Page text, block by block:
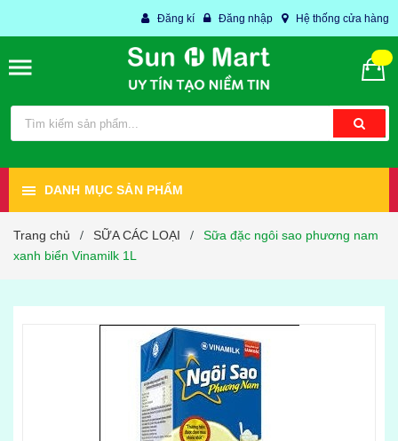
Đăng kí Đăng nhập Hệ thống cửa hàng
DANH MỤC SẢN PHẨM
Trang chủ / SỮA CÁC LOẠI /
Sữa đặc ngôi sao phương nam
xanh biển Vinamilk 1L